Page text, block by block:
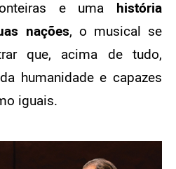
e uma
história
nações, o musical se
que, acima de tudo,
humanidade e capazes
iguais.